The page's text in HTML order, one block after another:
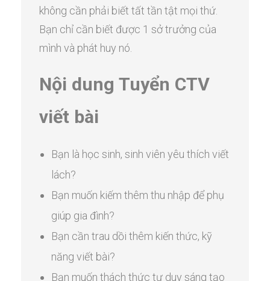
không cần phải biết tất tần tật mọi thứ.
Bạn chỉ cần biết được 1 sở trưởng của
mình và phát huy nó.
Nội dung Tuyển CTV
viết bài
Bạn là học sinh, sinh viên yêu thích viết
lách?
Bạn muốn kiếm thêm thu nhập để phụ
giúp gia đình?
Bạn cần trau dồi thêm kiến thức, kỹ
năng viết bài?
Bạn muốn thách thức tư duy sáng tạo